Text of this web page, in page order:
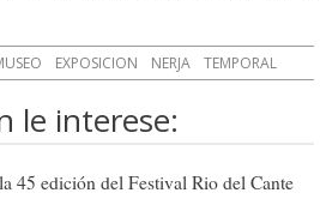
EXPOSICION NERJA TEMPORAL
le interese:
45 edición del Festival Rio del Cante